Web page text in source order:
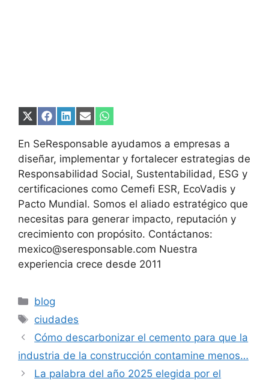
Compartir
X
(Twitter)
Compartir
Facebook
Compartir
LinkedIn
Compartir
Email
Compartir
WhatsApp
En SeResponsable ayudamos a empresas a
diseñar, implementar y fortalecer estrategias de
Responsabilidad Social, Sustentabilidad, ESG y
certificaciones como Cemefi ESR, EcoVadis y
Pacto Mundial. Somos el aliado estratégico que
necesitas para generar impacto, reputación y
crecimiento con propósito. Contáctanos:
mexico@seresponsable.com Nuestra
experiencia crece desde 2011
Categorías
blog
Etiquetas
ciudades
Cómo descarbonizar el cemento para que la
industria de la construcción contamine menos…
La palabra del año 2025 elegida por el